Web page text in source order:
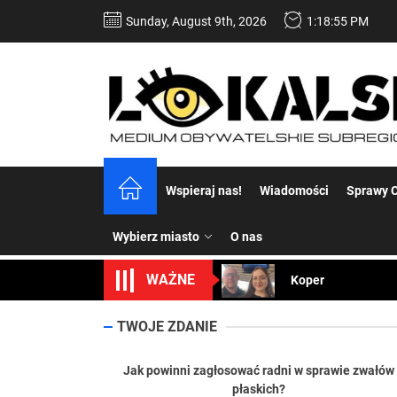
Sunday, August 9th, 2026 1:18:56 PM
Wspieraj nas! Wiadomości Sprawy
Wybierz miasto O nas
WAŻNE
Koper – część 2.
Uwaga Dębieńsko
TWOJE ZDANIE
Jak powinni zagłosować radni w sprawie zwałów
płaskich?